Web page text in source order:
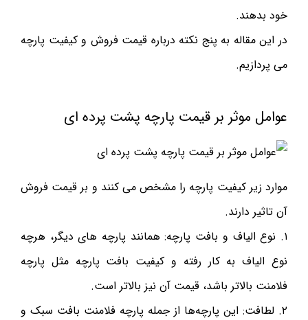
خود بدهند.
در این مقاله به پنج نکته درباره قیمت فروش و کیفیت پارچه
می پردازیم.
عوامل موثر بر قیمت پارچه پشت پرده ای
موارد زیر کیفیت پارچه را مشخص می کنند و بر قیمت فروش
آن تاثیر دارند.
۱. نوع الیاف و بافت پارچه: همانند پارچه های دیگر، هرچه
نوع الیاف به کار رفته و کیفیت بافت پارچه مثل پارچه
فلامنت بالاتر باشد، قیمت آن نیز بالاتر است.
۲. لطافت: این پارچه‌ها از جمله پارچه فلامنت بافت سبک و